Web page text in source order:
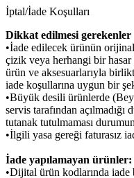
İptal/İade Koşulları
Dikkat edilmesi gerekenler
•İade edilecek ürünün
çizik veya herhangi bir hasar
ürün ve aksesuarlarıyla
iade koşullarına uygun bir
•Büyük desili ürünlerde
servis tarafından
tutanak tutulmaması
•İlgili yasa gereği faturasız
İade yapılamayan ürünler:
•Dijital ürün kodlarında